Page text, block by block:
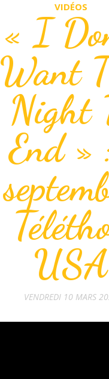
VIDÉOS
« I
Want
Night
End »
USA
VENDREDI 10 MARS